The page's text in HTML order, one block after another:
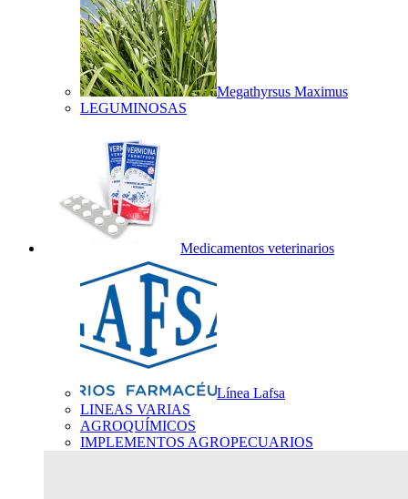
Megathyrsus Maximus
LEGUMINOSAS
Medicamentos veterinarios
Línea Lafsa
LINEAS VARIAS
AGROQUÍMICOS
IMPLEMENTOS AGROPECUARIOS